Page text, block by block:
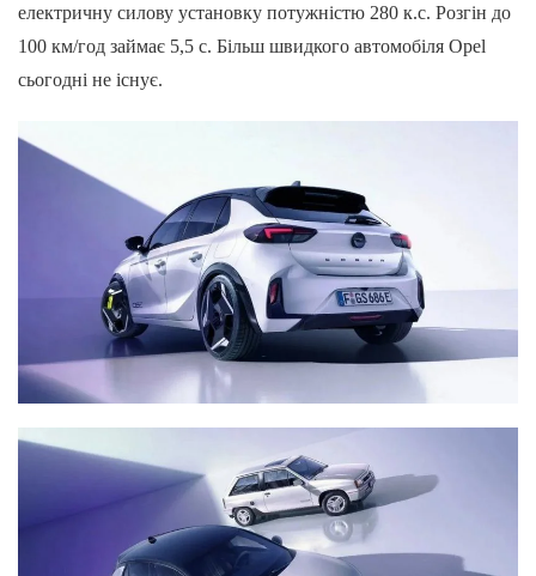
електричну силову установку потужністю 280 к.с. Розгін до
100 км/год займає 5,5 с. Більш швидкого автомобіля Opel
сьогодні не існує.